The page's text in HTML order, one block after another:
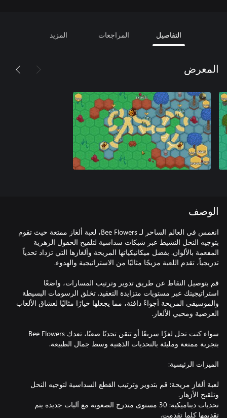
التفاصيل المراجعات المزيد
المعرض
الوصف
انغمس في العالم الساحر لـ Bee Flowers، لعبة ألغاز ممتعة حيث تقوم
بتوجيه النحل النشيط عبر شبكات سداسية لتلقيح الحقول الزهرية
المفعمة بالألوان. بفضل ميكانيكياتها المريحة وألغازها التي تزداد تحدياً
قم بتوصيل النقاط عن طريق تدوير وترتيب المسارات، واضعًا
استراتيجيتك عبر مستويات متزايدة التعقيد. تخلق الرسومات البسيطة
والموسيقى المريحة أجواءً دافئة، مما يجعلها خيارًا مثاليًا لعشاق الألعاب
سواء كنت تحل لغزًا سريعًا أو تتقن تحديًا صعبًا، تعدك Bee Flowers
لعبة ألغاز مريحة: قم بتدوير وترتيب القطع السداسية لتوجيه النحل
تحديات ديناميكية: 30 مستوى متدرج الصعوبة مع آليات جديدة يتم